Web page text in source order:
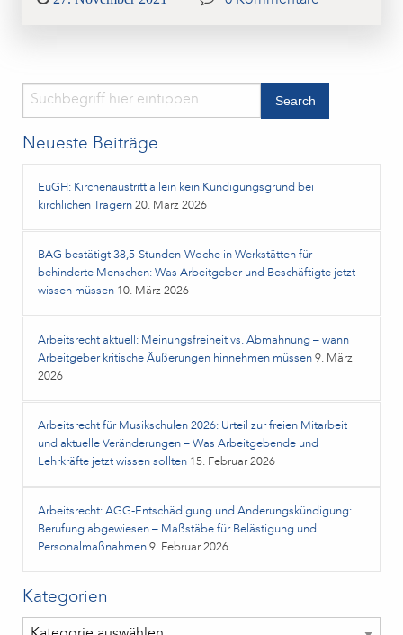
Neueste Beiträge
EuGH: Kirchenaustritt allein kein Kündigungsgrund bei
kirchlichen Trägern 20. März 2026
BAG bestätigt 38,5‑Stunden‑Woche in Werkstätten für
behinderte Menschen: Was Arbeitgeber und Beschäftigte jetzt
wissen müssen 10. März 2026
Arbeitsrecht aktuell: Meinungsfreiheit vs. Abmahnung – wann
Arbeitgeber kritische Äußerungen hinnehmen müssen 9. März
2026
Arbeitsrecht für Musikschulen 2026: Urteil zur freien Mitarbeit
und aktuelle Veränderungen – Was Arbeitgebende und
Lehrkräfte jetzt wissen sollten 15. Februar 2026
Arbeitsrecht: AGG-Entschädigung und Änderungskündigung:
Berufung abgewiesen – Maßstäbe für Belästigung und
Personalmaßnahmen 9. Februar 2026
Kategorien
Kategorien